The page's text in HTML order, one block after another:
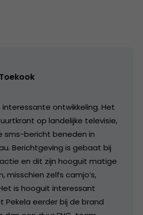
ontwikkeling. Het
op landelijke televisie,
sms-bericht beneden in
Berichtgeving is gebaat bij
en dit zijn hooguit matige
misschien zelfs camjo’s,
is hooguit interessant
Pekela eerder bij de brand